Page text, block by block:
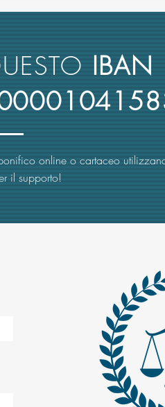
nel
IBAN
online o cartaceo
il supporto!